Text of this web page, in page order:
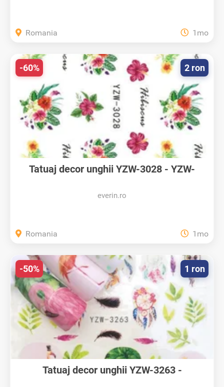
Romania 1mo
Tatuaj decor unghii YZW-3028 - YZW-
everin.ro
2 ron
-60%
Romania 1mo
Tatuaj decor unghii YZW-3263 -
1 ron
-50%